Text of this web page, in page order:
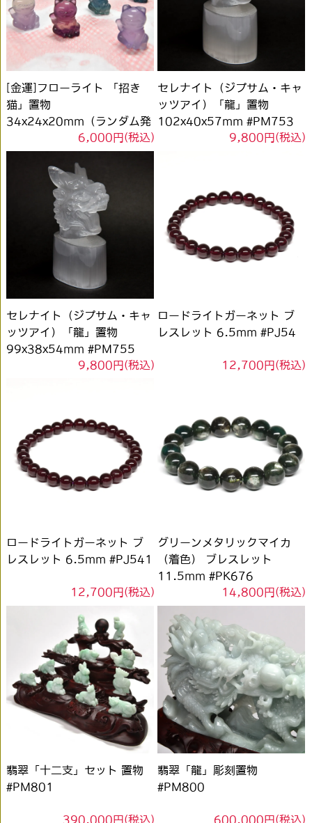
[金運]フローライト 「招き
猫」置物
34x24x20mm（ランダム発
6,000円(税込)
セレナイト（ジプサム・キャ
ッツアイ）「龍」置物
102x40x57mm #PM753
9,800円(税込)
セレナイト（ジプサム・キャ
ッツアイ）「龍」置物
99x38x54mm #PM755
9,800円(税込)
ロードライトガーネット ブ
レスレット 6.5mm #PJ54
12,700円(税込)
ロードライトガーネット ブ
レスレット 6.5mm #PJ541
12,700円(税込)
グリーンメタリックマイカ
（着色） ブレスレット
11.5mm #PK676
14,800円(税込)
翡翠「十二支」セット 置物
#PM801
390,000円(税込)
翡翠「龍」彫刻置物
#PM800
600,000円(税込)